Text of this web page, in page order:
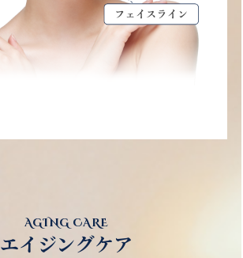
AGING CARE
エイジングケア